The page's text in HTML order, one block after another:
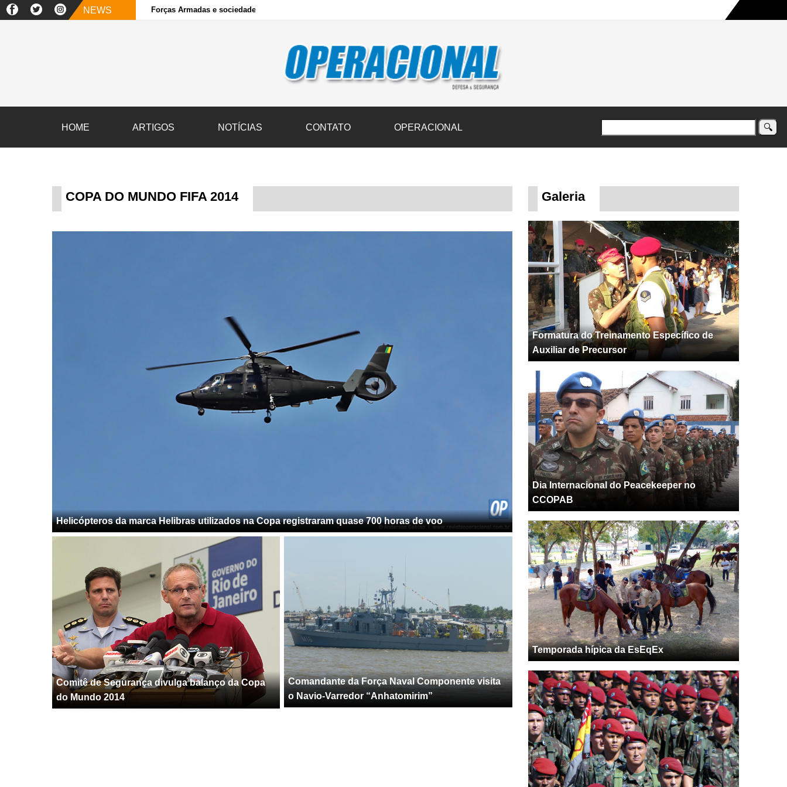
NEWS Forças Armadas e sociedade civil transportam 3,6 mil toneladas de donativos ao Rio Grande do Sul na maior campanha humanitária já registrada no país
HOME ARTIGOS NOTÍCIAS CONTATO OPERACIONAL
COPA DO MUNDO FIFA 2014
Helicópteros da marca Helibras utilizados na Copa registraram quase 700 horas de voo
Comitê de Segurança divulga balanço da Copa
do Mundo 2014
Comandante da Força Naval Componente visita
o Navio-Varredor “Anhatomirim”
Galeria
Formatura do Treinamento Específico de
Auxiliar de Precursor
Dia Internacional do Peacekeeper no
CCOPAB
Temporada hípica da EsEqEx